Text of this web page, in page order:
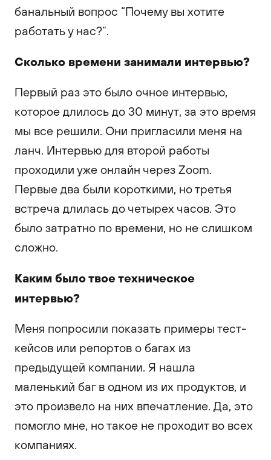
банальный вопрос “Почему вы хотите
работать у нас?”.
Сколько времени занимали интервью?
Первый раз это было очное интервью,
которое длилось до 30 минут, за это время
мы все решили. Они пригласили меня на
ланч. Интервью для второй работы
проходили уже онлайн через Zoom.
Первые два были короткими, но третья
встреча длилась до четырех часов. Это
было затратно по времени, но не слишком
сложно.
Каким было твое техническое
интервью?
Меня попросили показать примеры тест-
кейсов или репортов о багах из
предыдущей компании. Я нашла
маленький баг в одном из их продуктов, и
это произвело на них впечатление. Да, это
помогло мне, но такое не проходит во всех
компаниях.